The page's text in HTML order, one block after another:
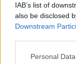
IAB’s list of
also be disclosed
Downstream
Please note that
Personal